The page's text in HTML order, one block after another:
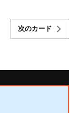
次のカード